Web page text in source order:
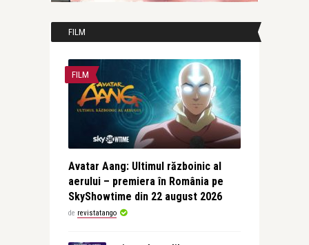
FILM
FILM
Avatar Aang: Ultimul războinic al
aerului – premiera în România pe
SkyShowtime din 22 august 2026
de revistatango